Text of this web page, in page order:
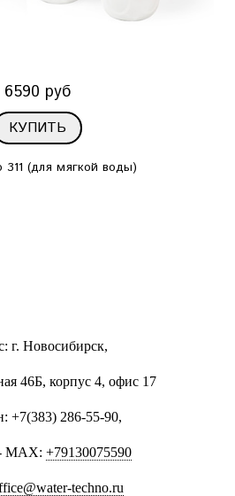
6590 руб
КУПИТЬ
311 (для мягкой воды)
г. Новосибирск,
46Б, корпус 4, офис 17
+7(383) 286-55-90,
MAX: +79130075590
techno.ru